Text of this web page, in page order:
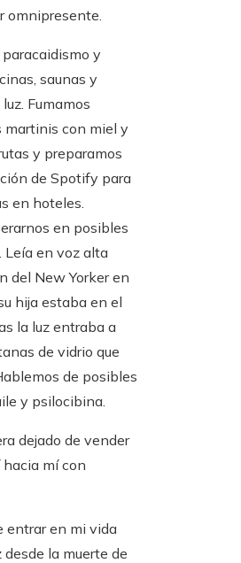
omnipresente.
y
saunas y
Fumamos
martinis con miel y
y preparamos
de Spotify para
en hoteles.
en posibles
Leía en voz alta
del New Yorker en
hija estaba en el
la luz entraba a
de vidrio que
de posibles
y psilocibina.
dejado de vender
mí con
entrar en mi vida
la muerte de